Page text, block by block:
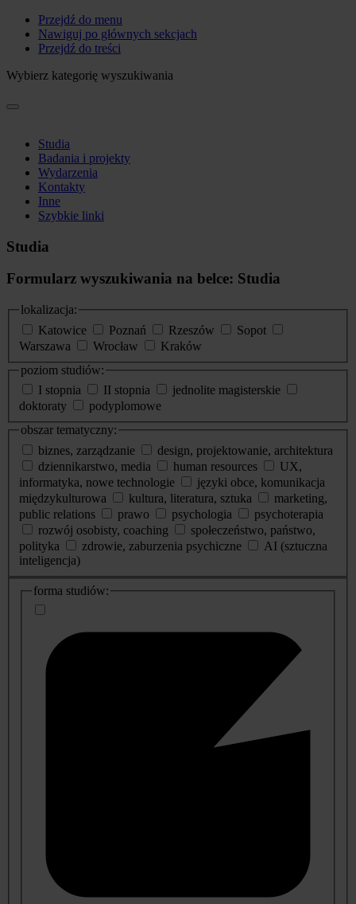
Przejdź do menu
Nawiguj po głównych sekcjach
Przejdź do treści
Wybierz kategorię wyszukiwania
Studia
Badania i projekty
Wydarzenia
Kontakty
Inne
Szybkie linki
Studia
Formularz wyszukiwania na belce: Studia
lokalizacja:
Katowice
Poznań Rzeszów
Sopot
Warszawa
Wrocław
Kraków
poziom studiów:
I stopnia
II stopnia
jednolite magisterskie
doktoraty
podyplomowe
obszar tematyczny:
biznes, zarządzanie
design, projektowanie, architektura
dziennikarstwo, media
human resources
UX,
informatyka, nowe technologie
języki obce, komunikacja
międzykulturowa
kultura, literatura, sztuka
marketing,
public relations
prawo psychologia
psychoterapia
rozwój osobisty, coaching
społeczeństwo, państwo,
polityka
zdrowie, zaburzenia psychiczne
AI (sztuczna
inteligencja)
dodatkowe
informacje
forma studiów: